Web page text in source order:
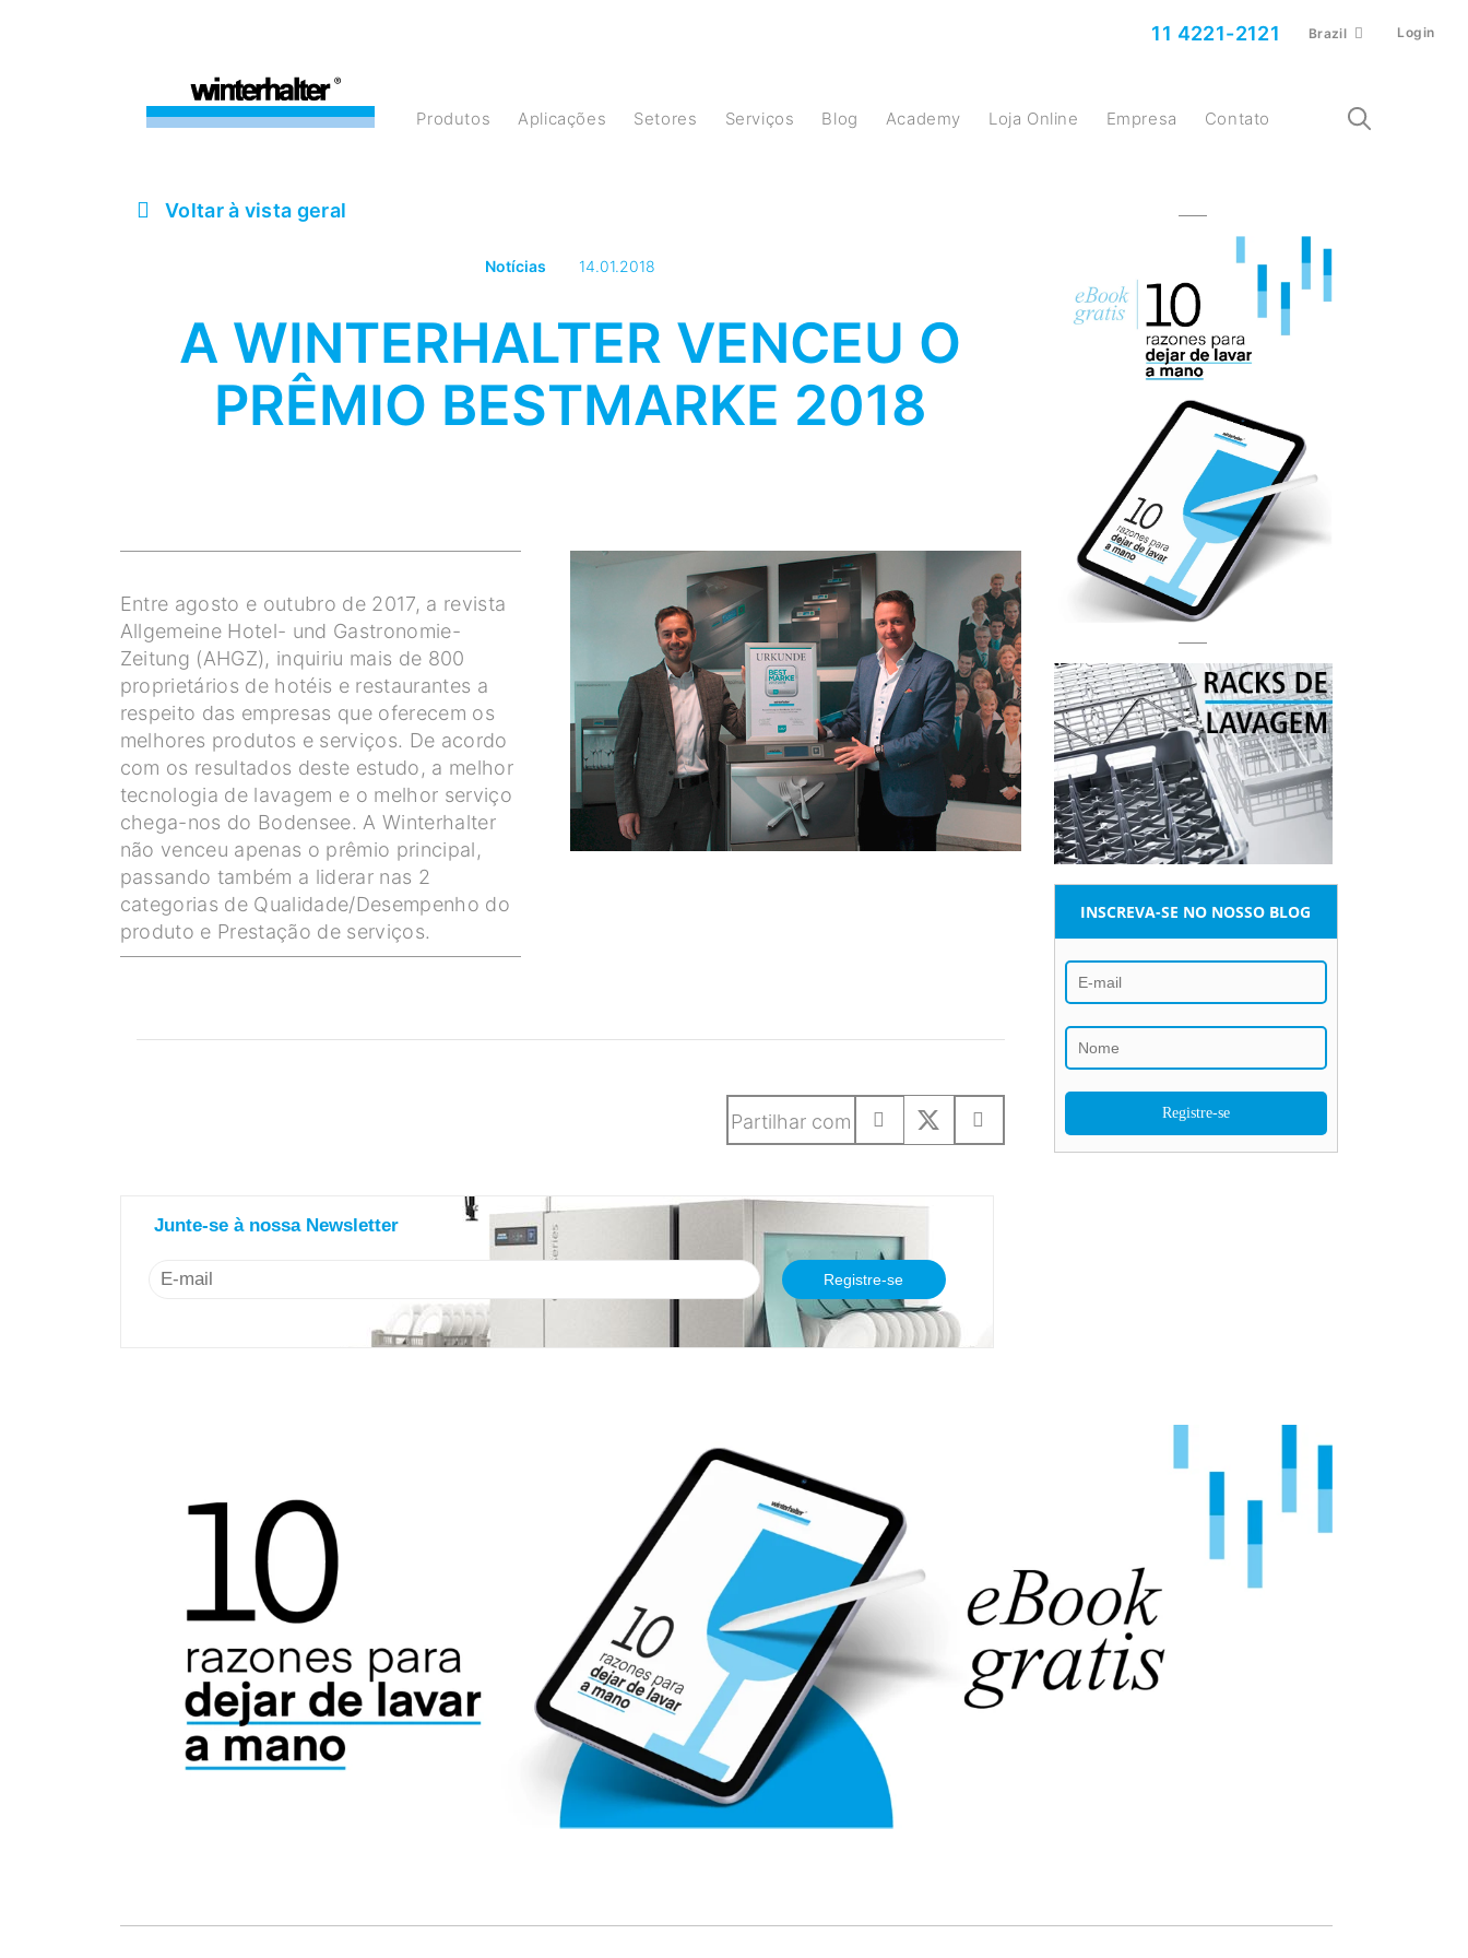
11 4221-2121 Brazil Login
Produtos Aplicações Setores Serviços Blog Academy Loja Online Empresa Contato
Voltar à vista geral
Notícias 14.01.2018
A WINTERHALTER VENCEU O
PRÊMIO BESTMARKE 2018
Entre agosto e outubro de 2017, a revista
Allgemeine Hotel- und Gastronomie-
Zeitung (AHGZ), inquiriu mais de 800
proprietários de hotéis e restaurantes a
respeito das empresas que oferecem os
melhores produtos e serviços. De acordo
com os resultados deste estudo, a melhor
tecnologia de lavagem e o melhor serviço
chega-nos do Bodensee. A Winterhalter
não venceu apenas o prêmio principal,
passando também a liderar nas 2
categorias de Qualidade/Desempenho do
produto e Prestação de serviços.
Partilhar com
Junte-se à nossa Newsletter
INSCREVA-SE NO NOSSO BLOG